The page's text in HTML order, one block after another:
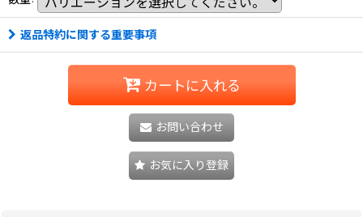
返品特約に関する重要事項
カートに入れる
お問い合わせ
お気に入り登録